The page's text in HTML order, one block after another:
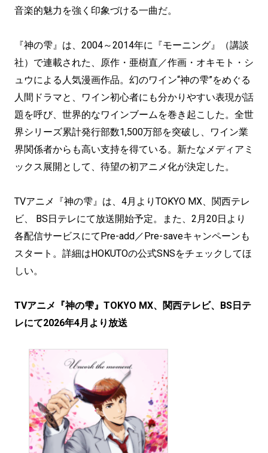
音楽的魅力を強く印象づける一曲だ。
『神の雫』は、2004～2014年に『モーニング』（講談
社）で連載された、原作・亜樹直／作画・オキモト・シ
ュウによる人気漫画作品。幻のワイン“神の雫”をめぐる
人間ドラマと、ワイン初心者にも分かりやすい表現が話
題を呼び、世界的なワインブームを巻き起こした。全世
界シリーズ累計発行部数1,500万部を突破し、ワイン業
界関係者からも高い支持を得ている。新たなメディアミ
ックス展開として、待望の初アニメ化が決定した。
TVアニメ『神の雫』は、4月よりTOKYO MX、関西テレ
ビ、 BS日テレにて放送開始予定。また、2月20日より
各配信サービスにてPre-add／Pre-saveキャンペーンも
スタート。詳細はHOKUTOの公式SNSをチェックしてほ
しい。
TVアニメ『神の雫』TOKYO MX、関西テレビ、BS日テ
レにて2026年4月より放送